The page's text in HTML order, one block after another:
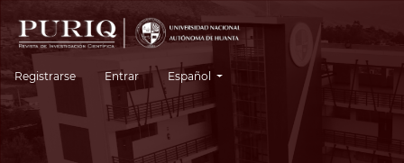
Registrarse Entrar Cambiar el idioma. El idioma actual es:
Español